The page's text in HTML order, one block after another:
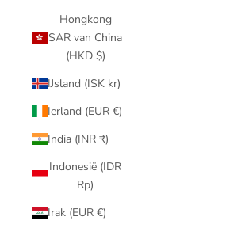
Hongkong
SAR van China
(HKD $)
IJsland (ISK kr)
Ierland (EUR €)
India (INR ₹)
Indonesië (IDR
Rp)
Irak (EUR €)